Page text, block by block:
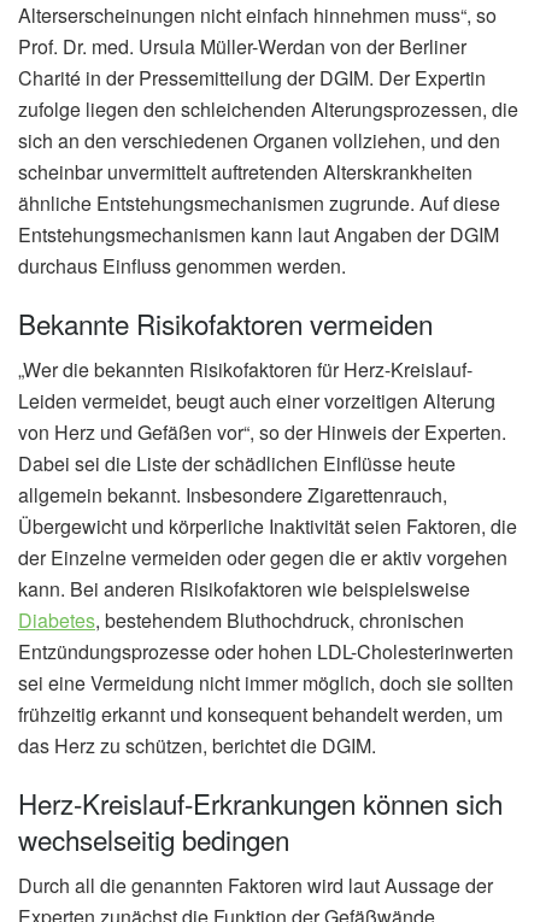
Alterserscheinungen nicht einfach hinnehmen muss“, so
Prof. Dr. med. Ursula Müller-Werdan von der Berliner
Charité in der Pressemitteilung der DGIM. Der Expertin
zufolge liegen den schleichenden Alterungsprozessen, die
sich an den verschiedenen Organen vollziehen, und den
scheinbar unvermittelt auftretenden Alterskrankheiten
ähnliche Entstehungsmechanismen zugrunde. Auf diese
Entstehungsmechanismen kann laut Angaben der DGIM
durchaus Einfluss genommen werden.
Bekannte Risikofaktoren vermeiden
„Wer die bekannten Risikofaktoren für Herz-Kreislauf-
Leiden vermeidet, beugt auch einer vorzeitigen Alterung
von Herz und Gefäßen vor“, so der Hinweis der Experten.
Dabei sei die Liste der schädlichen Einflüsse heute
allgemein bekannt. Insbesondere Zigarettenrauch,
Übergewicht und körperliche Inaktivität seien Faktoren, die
der Einzelne vermeiden oder gegen die er aktiv vorgehen
kann. Bei anderen Risikofaktoren wie beispielsweise
Diabetes, bestehendem Bluthochdruck, chronischen
Entzündungsprozesse oder hohen LDL-Cholesterinwerten
sei eine Vermeidung nicht immer möglich, doch sie sollten
frühzeitig erkannt und konsequent behandelt werden, um
das Herz zu schützen, berichtet die DGIM.
Herz-Kreislauf-Erkrankungen können sich
wechselseitig bedingen
Durch all die genannten Faktoren wird laut Aussage der